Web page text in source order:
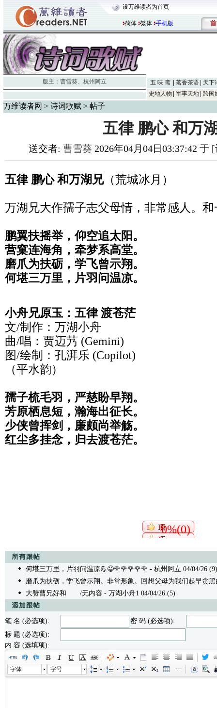
设万维读者为首页
简体 繁体 手机版 首
版主： 曹雪葵、 杭州阿立 五 味 斋 茗香茶语
天下
史地人物
军事天地 跨国
万维读者网 > 诗词歌赋 > 帖子
五律 鹏心 和万
送交者: 曹雪葵 2026年04月04日03:37:42 于
五律 鹏心 和万湖兄（荒城冰月）
万湖兄大作孺子志父母情，非常感人。和
鹏翼扶摇举，仰空追太阳。
营窠连海角，牵梦系高堂。
磨爪为扶砺，学飞曾示翔。
何堪三万里，片羽问温凉。
小舟兄原玉：五律 渡苍茫
文/制作：万湖小舟
曲/唱：贾迈艿 (Gemini)
图/绘制：孔湃乐 (Copilot)
（平水韵）
孺子梳毛羽，严慈盼早翔。
芳原栖息短，瀚海出征长。
少侠曾挥剑，廉颇尚举觞。
红尘多挂念，归去渡苍茫。
0%(0)
何堪三万里，片羽问温凉💪😃🌹🌹🌹🌹🌹 - 杭州阿立 04/04/26 (9)
磨爪为扶砺，学飞曾示翔。非常形象。回想父母为我们起早贪黑
大赞曹兄好和
/无内容 - 万湖小舟1 04/04/26 (5)
笔 名 (必选项):
密 码 (必选项):
标 题 (必选项):
内 容 (选填项):
字体 字号